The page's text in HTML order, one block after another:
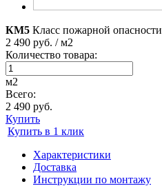
КМ5 Класс пожарной опасности
2 490 руб. / м2
Количество товара:
м2
Всего:
2 490 руб.
Купить
Купить в 1 клик
Характеристики
Доставка
Инструкции по монтажу